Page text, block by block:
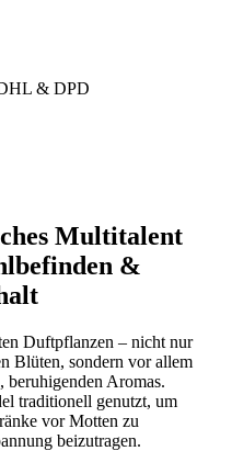
& DPD
Multitalent
&
Duftpflanzen – nicht nur
Blüten, sondern vor allem
beruhigenden Aromas.
traditionell genutzt, um
vor Motten zu
beizutragen.